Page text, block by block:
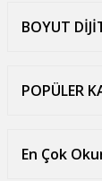
BOYUT
POPÜLER
En Çok